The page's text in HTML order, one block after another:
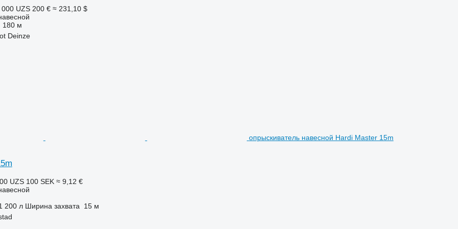
UZS 200 € ≈ 231,10 $
180 м
Deinze
опрыскиватель навесной Hardi Master 15m
UZS 100 SEK ≈ 9,12 €
200 л Ширина захвата
15 м